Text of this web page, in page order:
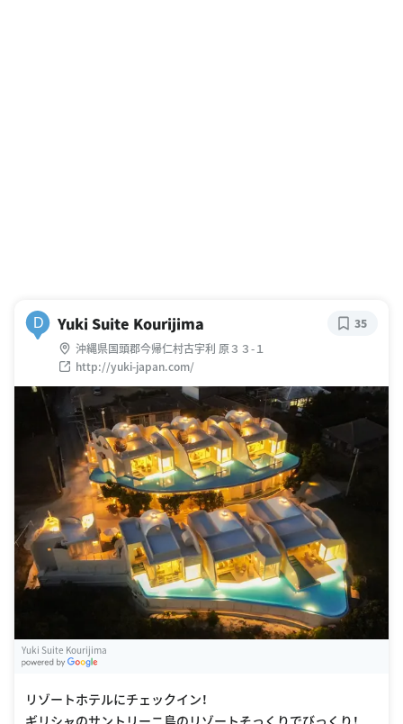
D Yuki Suite Kourijima
沖縄県国頭郡今帰仁村古宇利 原３３-１
http://yuki-japan.com/
35
Yuki Suite Kourijima
リゾートホテルにチェックイン！
ギリシャのサントリーニ島のリゾートそっくりでびっくり！